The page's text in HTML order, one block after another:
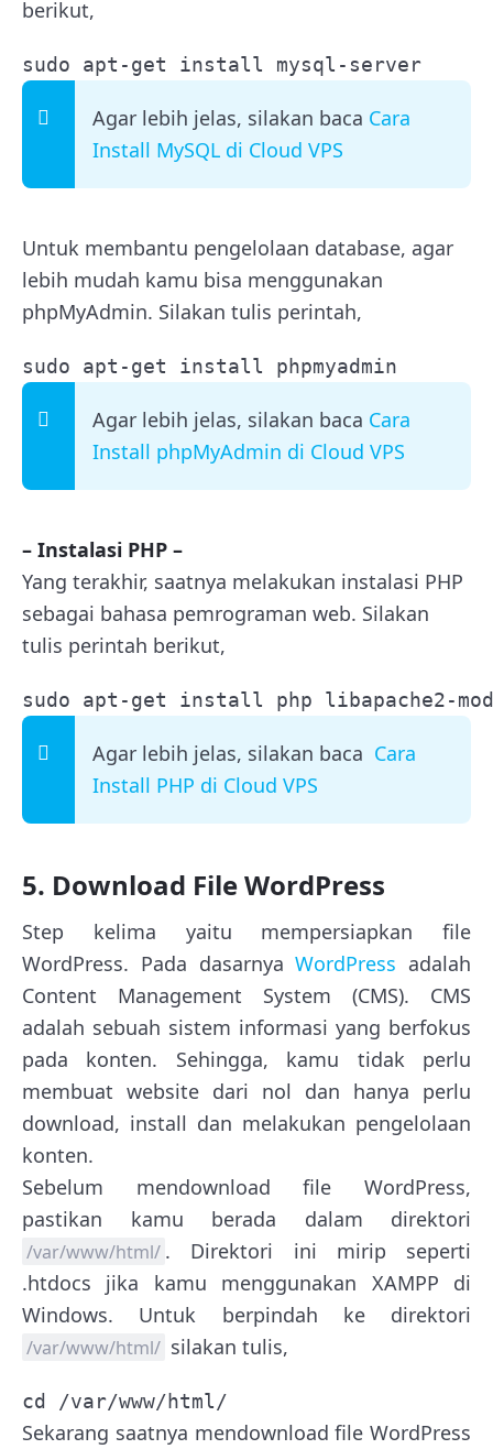
berikut,
sudo apt-get install mysql-server
Agar lebih jelas, silakan baca Cara
Install MySQL di Cloud VPS
Untuk membantu pengelolaan database, agar
lebih mudah kamu bisa menggunakan
phpMyAdmin. Silakan tulis perintah,
sudo apt-get install phpmyadmin
Agar lebih jelas, silakan baca Cara
Install phpMyAdmin di Cloud VPS
– Instalasi PHP –
Yang terakhir, saatnya melakukan instalasi PHP
sebagai bahasa pemrograman web. Silakan
tulis perintah berikut,
sudo apt-get install php libapache2-
Agar lebih jelas, silakan baca Cara
Install PHP di Cloud VPS
5. Download File WordPress
Step kelima yaitu mempersiapkan file
WordPress. Pada dasarnyaWordPress adalah
Content Management System (CMS). CMS
adalah sebuah sistem informasi yang berfokus
pada konten. Sehingga, kamu tidak perlu
membuat website dari nol dan hanya perlu
download, install dan melakukan pengelolaan
konten.
Sebelum mendownload file WordPress,
pastikan kamu berada dalam direktori
/var/www/html/ . Direktori ini mirip seperti
.htdocs jika kamu menggunakan XAMPP di
Windows. Untuk berpindah ke direktori
/var/www/html/ silakan tulis,
cd /var/www/html/
Sekarang saatnya mendownload file WordPress